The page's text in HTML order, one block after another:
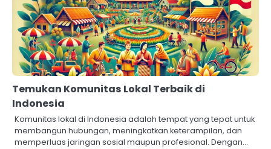
Temukan Komunitas Lokal Terbaik di
Indonesia
Komunitas lokal di Indonesia adalah tempat yang tepat untuk
membangun hubungan, meningkatkan keterampilan, dan
memperluas jaringan sosial maupun profesional. Dengan…